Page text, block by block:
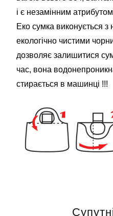
і є незамінним
Еко сумка виконується з
екологічно чистими
дозволяє залишитися
час, вона
стирається в машинці !!!